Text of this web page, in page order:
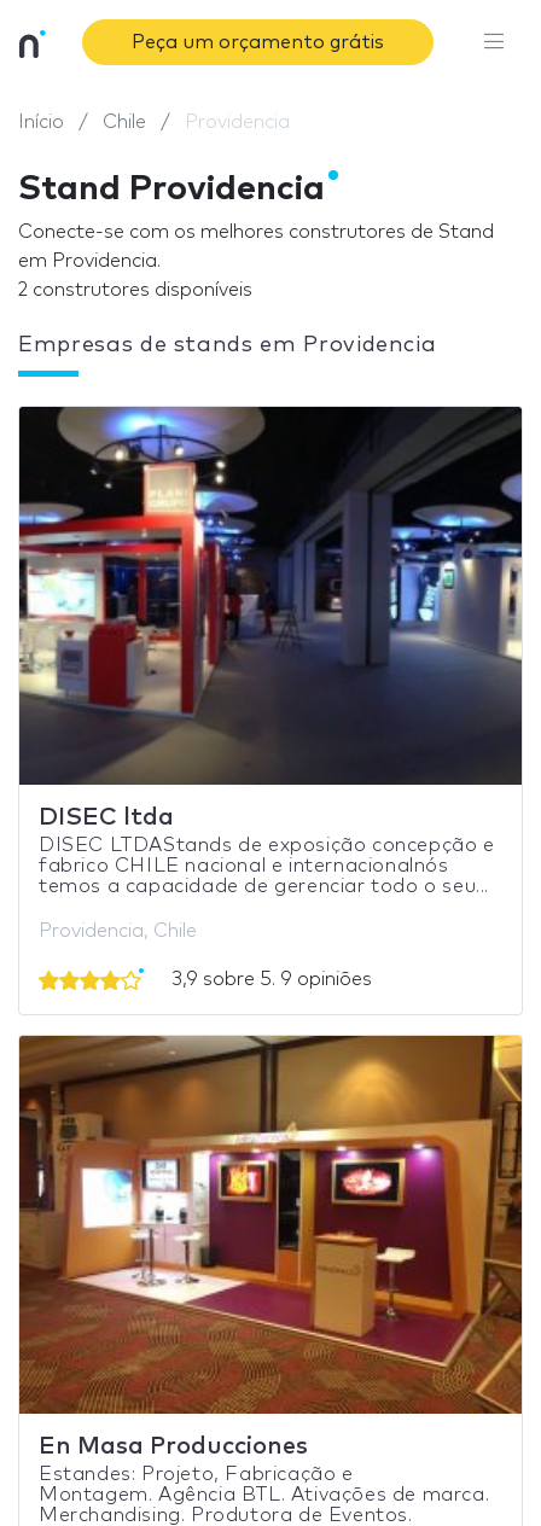
Peça um orçamento grátis
Início Chile Providencia
Stand Providencia
Conecte-se com os melhores construtores de Stand
em Providencia.
2 construtores disponíveis
Empresas de stands em Providencia
DISEC ltda
DISEC LTDAStands de exposição concepção e
fabrico CHILE nacional e internacionalnós
temos a capacidade de gerenciar todo o seu...
Providencia, Chile
3,9 sobre 5. 9 opiniões
En Masa Producciones
Estandes: Projeto, Fabricação e
Montagem. Agência BTL. Ativações de marca.
Merchandising. Produtora de Eventos.